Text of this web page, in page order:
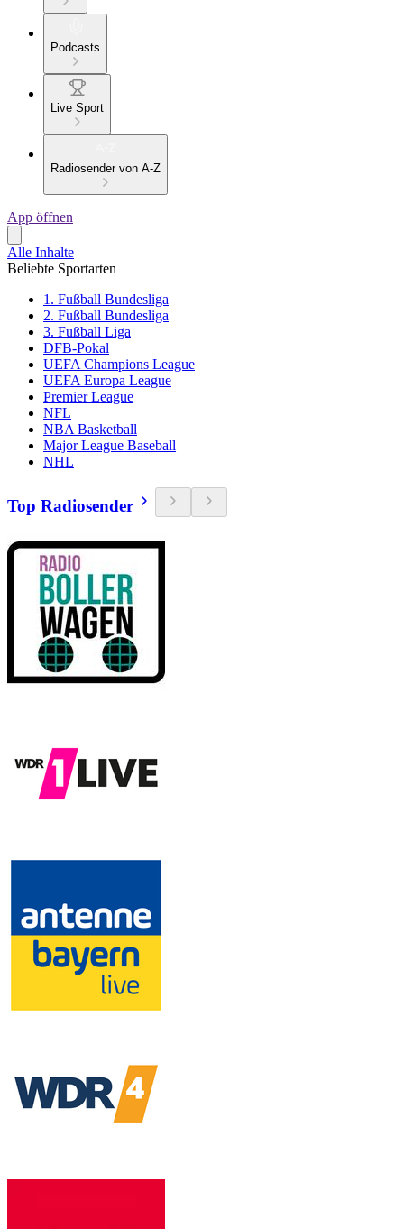
Podcasts
Live Sport
Radiosender von A-Z
App öffnen
Alle Inhalte
Beliebte Sportarten
1. Fußball Bundesliga
2. Fußball Bundesliga
3. Fußball Liga
DFB-Pokal
UEFA Champions League
UEFA Europa League
Premier League
NFL
NBA Basketball
Major League Baseball
NHL
Top Radiosender